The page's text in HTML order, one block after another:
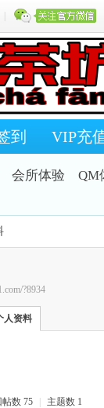
到 VIP充
会所体验 QM
?8934
人资料
帖数 75 主题数 1